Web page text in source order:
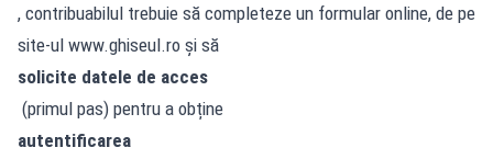
, contribuabilul trebuie să completeze un formular online, de pe
site-ul www.ghiseul.ro și să
solicite datele de acces
(primul pas) pentru a obține
autentificarea